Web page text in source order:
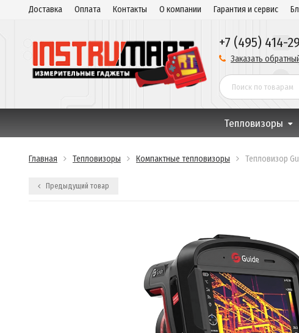
Доставка Оплата Контакты О компании Гарантия и сервис
+7 (495) 414-
Заказать
Тепловизоры
Главная Тепловизоры Компактные тепловизоры Тепловизор
Предыдущий товар